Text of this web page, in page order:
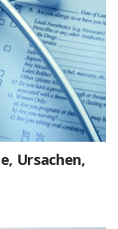
Ursachen,